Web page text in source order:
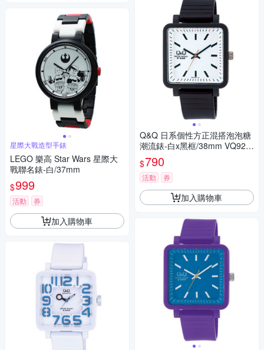
星際大戰造型手錶
LEGO 樂高 Star Wars 星際大
戰聯名錶-白/37mm
$999
活動 券
加入購物車
Q&Q 日系個性方正混搭泡泡糖
潮流錶-白x黑框/38mm VQ92J
008Y
$790
活動 券
加入購物車